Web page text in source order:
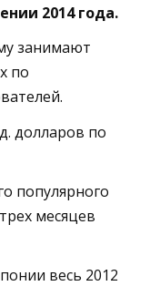
2014 года.
занимают
по
долларов по
популярного
месяцев
весь 2012